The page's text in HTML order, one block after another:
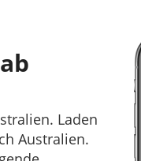
Laden
Australien.